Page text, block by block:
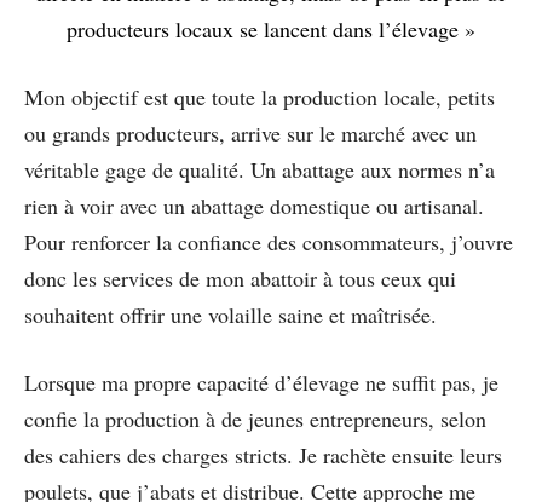
producteurs locaux se lancent dans l’élevage »
Mon objectif est que toute la production locale, petits
ou grands producteurs, arrive sur le marché avec un
véritable gage de qualité. Un abattage aux normes n’a
rien à voir avec un abattage domestique ou artisanal.
Pour renforcer la confiance des consommateurs, j’ouvre
donc les services de mon abattoir à tous ceux qui
souhaitent offrir une volaille saine et maîtrisée.
Lorsque ma propre capacité d’élevage ne suffit pas, je
confie la production à de jeunes entrepreneurs, selon
des cahiers des charges stricts. Je rachète ensuite leurs
poulets, que j’abats et distribue. Cette approche me